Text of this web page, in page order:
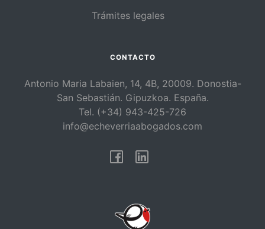
Trámites legales
CONTACTO
Antonio Maria Labaien, 14, 4B, 20009. Donostia-
San Sebastián. Gipuzkoa. España.
Tel. (+34) 943-425-726
info@echeverriaabogados.com
Facebook
Linkedin